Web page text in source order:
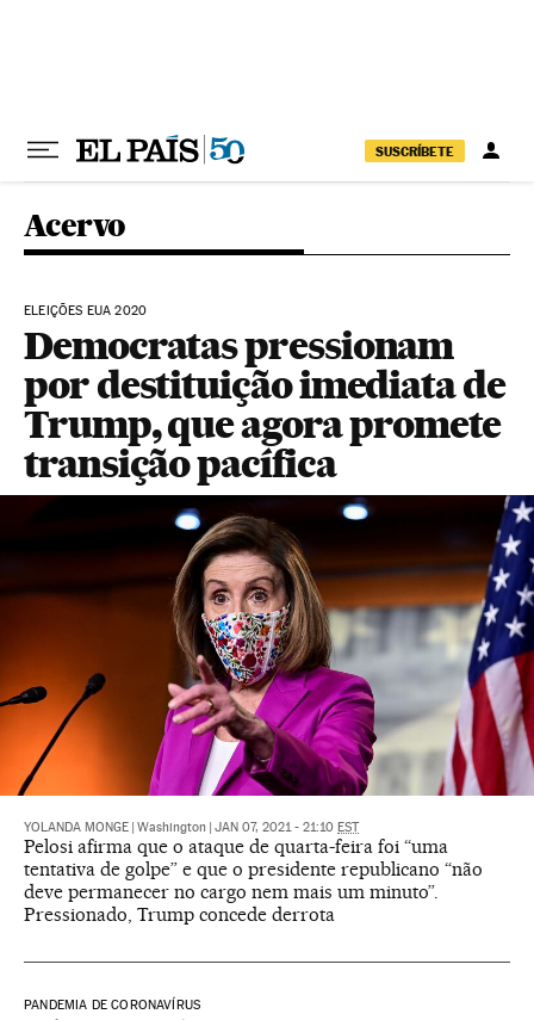
SUSCRÍBETE
Acervo
ELEIÇÕES EUA 2020
Democratas pressionam
por destituição imediata de
Trump, que agora promete
transição pacífica
YOLANDA MONGE Washington JAN 07, 2021 - 21:10 EST
Pelosi afirma que o ataque de quarta-feira foi “uma
tentativa de golpe” e que o presidente republicano “não
deve permanecer no cargo nem mais um minuto”.
Pressionado, Trump concede derrota
PANDEMIA DE CORONAVÍRUS